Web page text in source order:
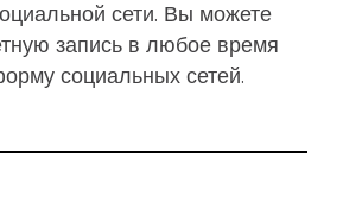
сети. Вы можете
запись в любое время
социальных сетей.